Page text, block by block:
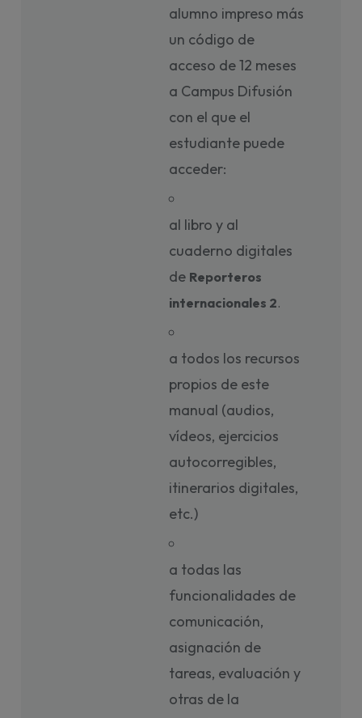
alumno impreso más
un código de
acceso de 12 meses
a Campus Difusión
con el que el
estudiante puede
acceder:
al libro y al
cuaderno digitales
de Reporteros
internacionales 2.
a todos los recursos
propios de este
manual (audios,
vídeos, ejercicios
autocorregibles,
itinerarios digitales,
etc.)
a todas las
funcionalidades de
comunicación,
asignación de
tareas, evaluación y
otras de la